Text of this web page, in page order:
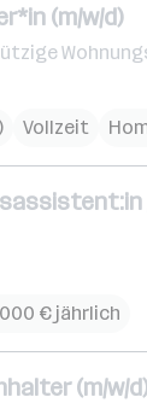
(m/w/d)
Vollzeit
€ jährlich
(m/w/d)